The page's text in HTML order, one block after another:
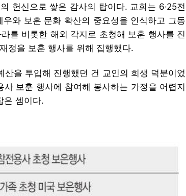
헌신으로 쌓은 감사의 탑이다. 교회는 6·25전
와 보훈 문화 확산의 중요성을 인식하고 그동
를 비롯한 해외 각지로 초청해 보훈 행사를 진
정을 보훈 행사를 위해 집행했다.
을 투입해 진행했던 건 교인의 희생 덕분이었
보훈 행사에 참여해 봉사하는 가정을 어렵지
은 셈이다.